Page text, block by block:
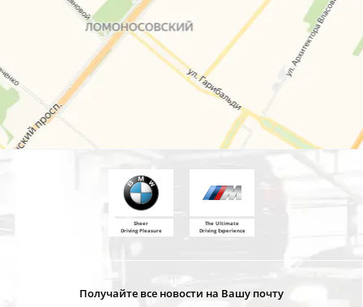
Sheer
Driving Pleasure
The Ultimate
Driving Experience
Получайте все новости на Вашу почту